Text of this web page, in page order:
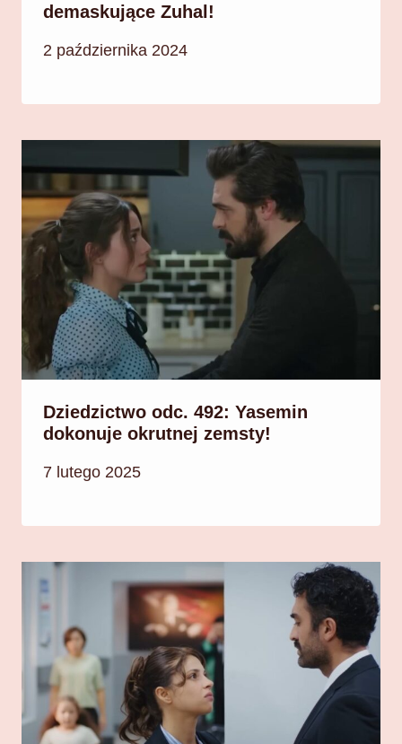
demaskujące Zuhal!
2 października 2024
Dziedzictwo odc. 492: Yasemin
dokonuje okrutnej zemsty!
7 lutego 2025